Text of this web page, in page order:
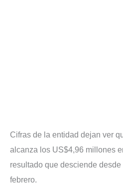
Cifras de la entidad dejan ver
alcanza los US$4,96 millones
resultado que desciende
febrero.